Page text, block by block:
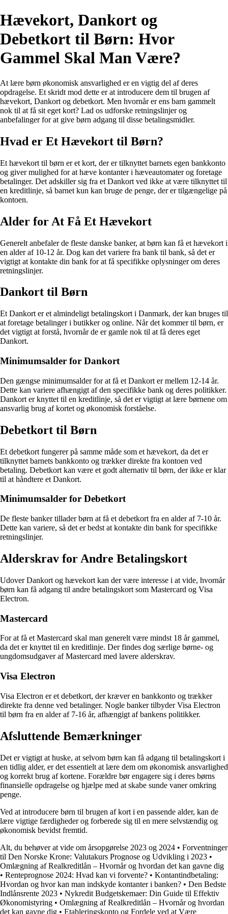
Hævekort, Dankort og
Debetkort til Børn: Hvor
Gammel Skal Man Være?
At lære børn økonomisk ansvarlighed er en vigtig del af deres
opdragelse. Et skridt mod dette er at introducere dem til brugen af
hævekort, Dankort og debetkort. Men hvornår er ens barn gammelt
nok til at få sit eget kort? Lad os udforske retningslinjer og
anbefalinger for at give børn adgang til disse betalingsmidler.
Hvad er Et Hævekort til Børn?
Et hævekort til børn er et kort, der er tilknyttet barnets egen bankkonto
og giver mulighed for at hæve kontanter i hæveautomater og foretage
betalinger. Det adskiller sig fra et Dankort ved ikke at være tilknyttet til
en kreditlinje, så barnet kun kan bruge de penge, der er tilgængelige på
kontoen.
Alder for At Få Et Hævekort
Generelt anbefaler de fleste danske banker, at børn kan få et hævekort i
en alder af 10-12 år. Dog kan det variere fra bank til bank, så det er
vigtigt at kontakte din bank for at få specifikke oplysninger om deres
retningslinjer.
Dankort til Børn
Et Dankort er et almindeligt betalingskort i Danmark, der kan bruges til
at foretage betalinger i butikker og online. Når det kommer til børn, er
det vigtigt at forstå, hvornår de er gamle nok til at få deres eget
Dankort.
Minimumsalder for Dankort
Den gængse minimumsalder for at få et Dankort er mellem 12-14 år.
Dette kan variere afhængigt af den specifikke bank og deres politikker.
Dankort er knyttet til en kreditlinje, så det er vigtigt at lære børnene om
ansvarlig brug af kortet og økonomisk forståelse.
Debetkort til Børn
Et debetkort fungerer på samme måde som et hævekort, da det er
tilknyttet barnets bankkonto og trækker direkte fra kontoen ved
betaling. Debetkort kan være et godt alternativ til børn, der ikke er klar
til at håndtere et Dankort.
Minimumsalder for Debetkort
De fleste banker tillader børn at få et debetkort fra en alder af 7-10 år.
Dette kan variere, så det er bedst at kontakte din bank for specifikke
retningslinjer.
Alderskrav for Andre Betalingskort
Udover Dankort og hævekort kan der være interesse i at vide, hvornår
børn kan få adgang til andre betalingskort som Mastercard og Visa
Electron.
Mastercard
For at få et Mastercard skal man generelt være mindst 18 år gammel,
da det er knyttet til en kreditlinje. Der findes dog særlige børne- og
ungdomsudgaver af Mastercard med lavere alderskrav.
Visa Electron
Visa Electron er et debetkort, der kræver en bankkonto og trækker
direkte fra denne ved betalinger. Nogle banker tilbyder Visa Electron
til børn fra en alder af 7-16 år, afhængigt af bankens politikker.
Afsluttende Bemærkninger
Det er vigtigt at huske, at selvom børn kan få adgang til betalingskort i
en tidlig alder, er det essentielt at lære dem om økonomisk ansvarlighed
og korrekt brug af kortene. Forældre bør engagere sig i deres børns
finansielle opdragelse og hjælpe med at skabe sunde vaner omkring
penge.
Ved at introducere børn til brugen af kort i en passende alder, kan de
lære vigtige færdigheder og forberede sig til en mere selvstændig og
økonomisk bevidst fremtid.
Alt, du behøver at vide om årsopgørelse 2023 og 2024 • Forventninger
til Den Norske Krone: Valutakurs Prognose og Udvikling i 2023 •
Omlægning af Realkreditlån – Hvornår og hvordan det kan gavne dig
• Renteprognose 2024: Hvad kan vi forvente? • Kontantindbetaling:
Hvordan og hvor kan man indskyde kontanter i banken? • Den Bedste
Indlånsrente 2023 • Nykredit Budgetskemaer: Din Guide til Effektiv
Økonomistyring • Omlægning af Realkreditlån – Hvornår og hvordan
det kan gavne dig • Etableringskonto og Fordele ved at Være